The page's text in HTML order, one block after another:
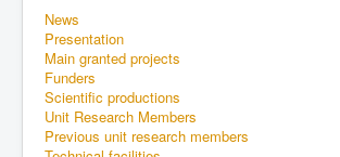
News
Presentation
Main granted projects
Funders
Scientific productions
Unit Research Members
Previous unit research members